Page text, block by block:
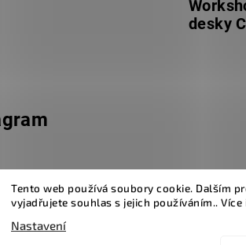
Tento web používá soubory cookie. Dalším
vyjadřujete souhlas s jejich používáním..
Nastavení
desky